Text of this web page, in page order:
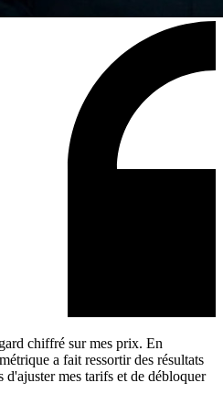
chiffré sur mes prix. En
a fait ressortir des résultats
mes tarifs et de débloquer